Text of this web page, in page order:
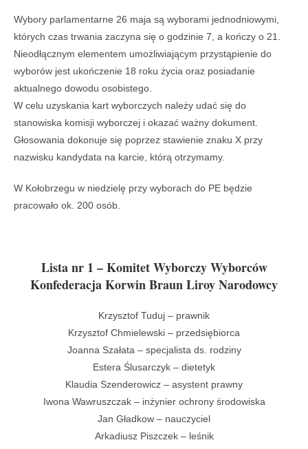
Wybory parlamentarne 26 maja są wyborami jednodniowymi,
których czas trwania zaczyna się o godzinie 7, a kończy o 21.
Nieodłącznym elementem umożliwiającym przystąpienie do
wyborów jest ukończenie 18 roku życia oraz posiadanie
aktualnego dowodu osobistego.
W celu uzyskania kart wyborczych należy udać się do
stanowiska komisji wyborczej i okazać ważny dokument.
Głosowania dokonuje się poprzez stawienie znaku X przy
nazwisku kandydata na karcie, którą otrzymamy.
W Kołobrzegu w niedzielę przy wyborach do PE będzie
pracowało ok. 200 osób.
Lista nr 1 – Komitet Wyborczy Wyborców
Konfederacja Korwin Braun Liroy Narodowcy
Krzysztof Tuduj – prawnik
Krzysztof Chmielewski – przedsiębiorca
Joanna Szałata – specjalista ds. rodziny
Estera Ślusarczyk – dietetyk
Klaudia Szenderowicz – asystent prawny
Iwona Wawruszczak – inżynier ochrony środowiska
Jan Gładkow – nauczyciel
Arkadiusz Piszczek – leśnik